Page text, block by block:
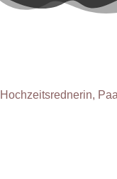
Hochzeitsrednerin,